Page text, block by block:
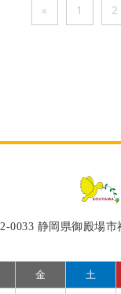
« 1 2
0033 静岡県御殿場
金 土